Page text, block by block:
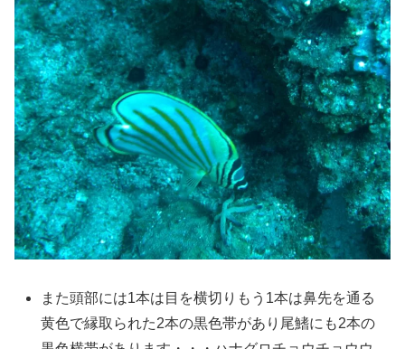
また頭部には1本は目を横切りもう1本は鼻先を通る
黄色で縁取られた2本の黒色帯があり尾鰭にも2本の